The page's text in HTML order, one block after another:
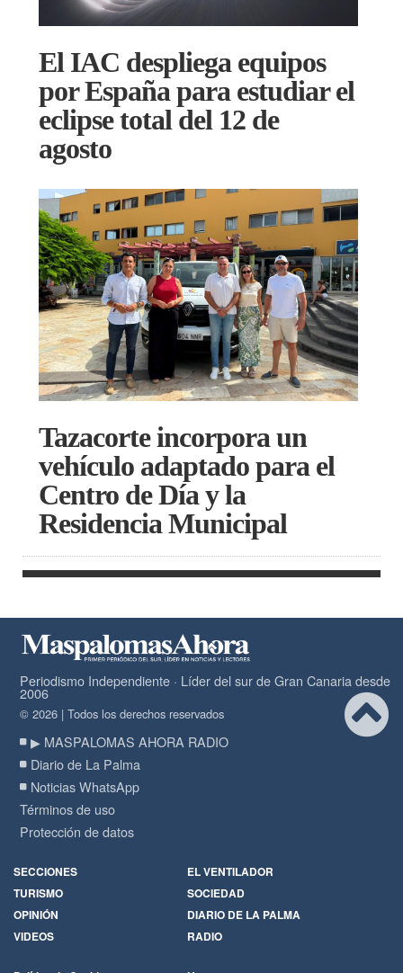
El IAC despliega equipos
por España para estudiar el
eclipse total del 12 de
agosto
Tazacorte incorpora un
vehículo adaptado para el
Centro de Día y la
Residencia Municipal
Periodismo Independiente · Líder del sur de Gran Canaria desde
2006
© 2026 | Todos los derechos reservados
▶ MASPALOMAS AHORA RADIO
Diario de La Palma
Noticias WhatsApp
Términos de uso
Protección de datos
SECCIONES
EL VENTILADOR
TURISMO
SOCIEDAD
OPINIÓN
DIARIO DE LA PALMA
VIDEOS
RADIO